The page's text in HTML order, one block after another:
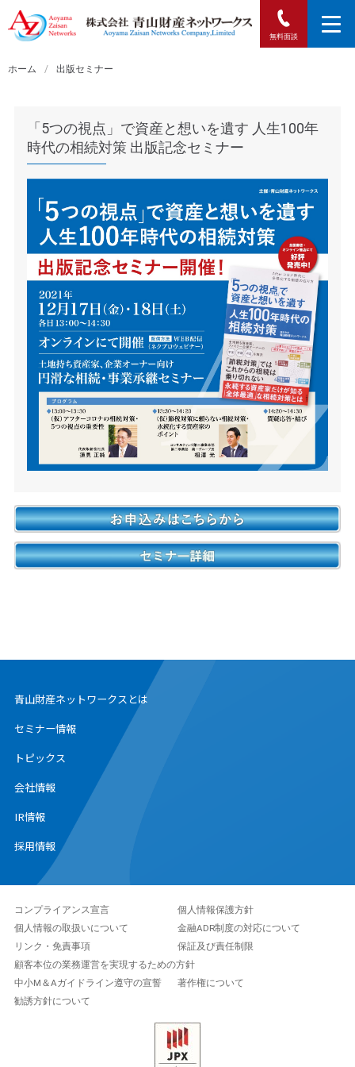
無料面談
ホーム / 出版セミナー
「5つの視点」で資産と想いを遺す 人生100年
時代の相続対策 出版記念セミナー
青山財産ネットワークスとは
セミナー情報
トピックス
会社情報
IR情報
採用情報
コンプライアンス宣言
個人情報保護方針
個人情報の取扱いについて
金融ADR制度の対応について
リンク・免責事項
保証及び責任制限
顧客本位の業務運営を実現するための方針
中小M＆Aガイドライン遵守の宣誓
著作権について
勧誘方針について